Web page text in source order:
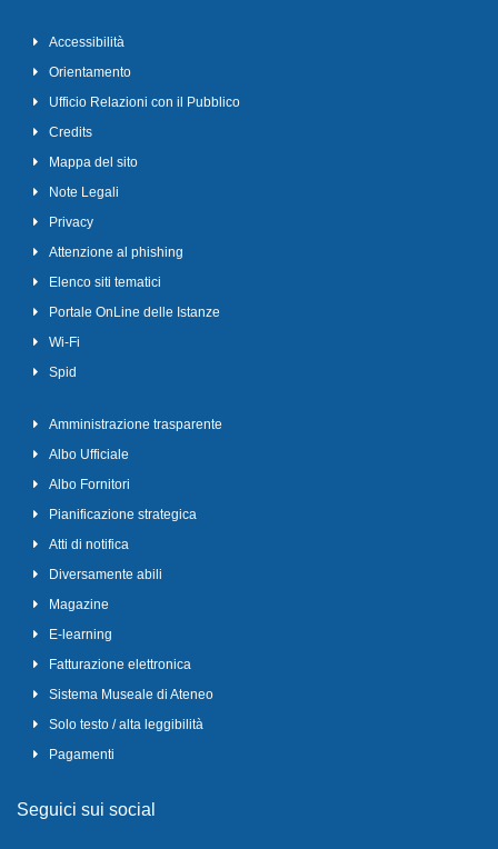
Accessibilità
Orientamento
Ufficio Relazioni con il Pubblico
Credits
Mappa del sito
Note Legali
Privacy
Attenzione al phishing
Elenco siti tematici
Portale OnLine delle Istanze
Wi-Fi
Spid
Amministrazione trasparente
Albo Ufficiale
Albo Fornitori
Pianificazione strategica
Atti di notifica
Diversamente abili
Magazine
E-learning
Fatturazione elettronica
Sistema Museale di Ateneo
Solo testo / alta leggibilità
Pagamenti
Seguici sui social